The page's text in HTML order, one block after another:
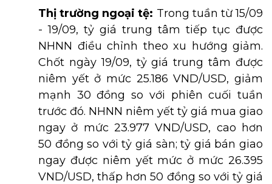
Thị trường ngoại tệ: Trong tuần từ 15/09
- 19/09, tỷ giá trung tâm tiếp tục được
NHNN điều chỉnh theo xu hướng giảm.
Chốt ngày 19/09, tỷ giá trung tâm được
niêm yết ở mức 25.186 VND/USD, giảm
mạnh 30 đồng so với phiên cuối tuần
trước đó. NHNN niêm yết tỷ giá mua giao
ngay ở mức 23.977 VND/USD, cao hơn
50 đồng so với tỷ giá sàn; tỷ giá bán giao
ngay được niêm yết mức ở mức 26.395
VND/USD, thấp hơn 50 đồng so với tỷ giá